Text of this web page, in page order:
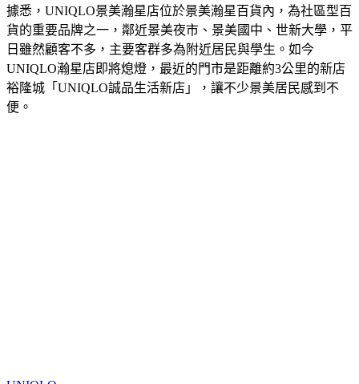
據悉，UNIQLO景美瀚星店位於景美瀚星百貨內，為社區型百
貨的重要品牌之一，鄰近景美夜市、景美國中、世新大學，平
日雖然顧客不多，主要客群多為附近居民與學生。如今
UNIQLO瀚星店即將熄燈，最近的門市是距離約3公里的新店
裕隆城「UNIQLO誠品生活新店」，讓不少景美居民感到不
便。